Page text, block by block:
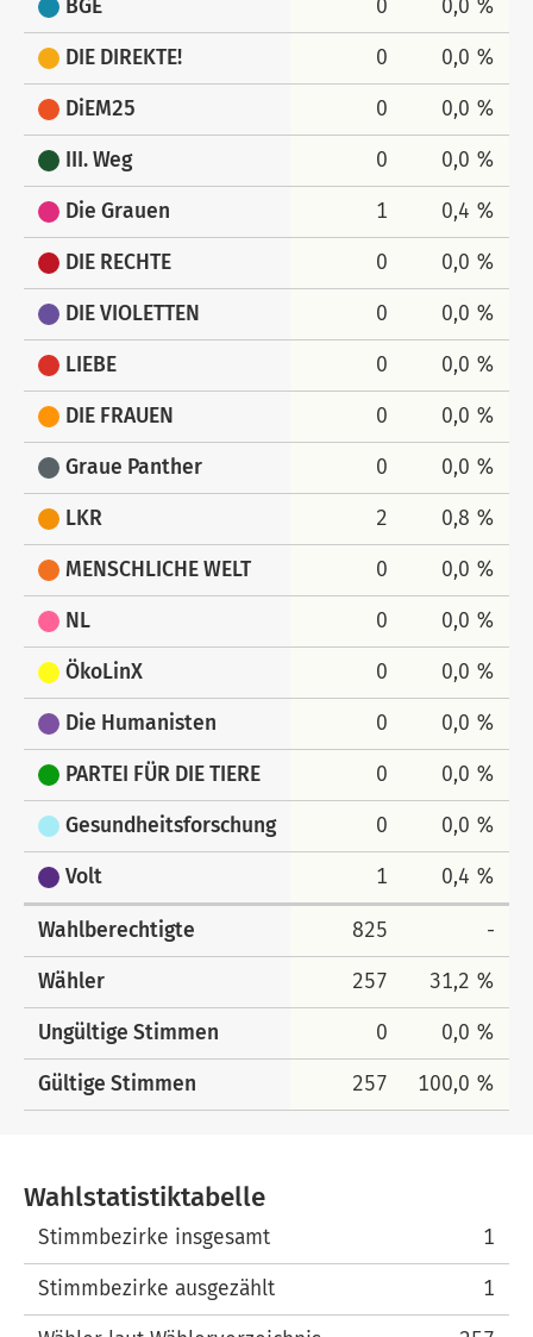
BGE 0 0,0 %
DIE DIREKTE! 0 0,0 %
DiEM25 0 0,0 %
III. Weg 0 0,0 %
Die Grauen 1 0,4 %
DIE RECHTE 0 0,0 %
DIE VIOLETTEN 0 0,0 %
LIEBE 0 0,0 %
DIE FRAUEN 0 0,0 %
Graue Panther 0 0,0 %
LKR 2 0,8 %
MENSCHLICHE WELT 0 0,0 %
NL 0 0,0 %
ÖkoLinX 0 0,0 %
Die Humanisten 0 0,0 %
PARTEI FÜR DIE TIERE 0 0,0 %
Gesundheitsforschung 0 0,0 %
Volt 1 0,4 %
Wahlberechtigte 825 -
Wähler 257 31,2 %
Ungültige Stimmen 0 0,0 %
Gültige Stimmen 257 100,0 %
Wahlstatistiktabelle
Wahlstatistiktabelle
Stimmbezirke insgesamt 1
Stimmbezirke ausgezählt 1